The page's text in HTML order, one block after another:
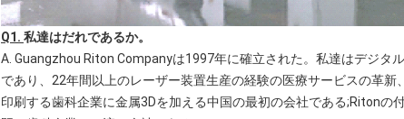
Q1. 私達はだれであるか。
A. Guangzhou Riton Companyは1997年に確立された。私達はデジタ
であり、22年間以上のレーザー装置生産の経験の医療サービスの革
印刷する歯科企業に金属3Dを加える中国の最初の会社である;Ritonの